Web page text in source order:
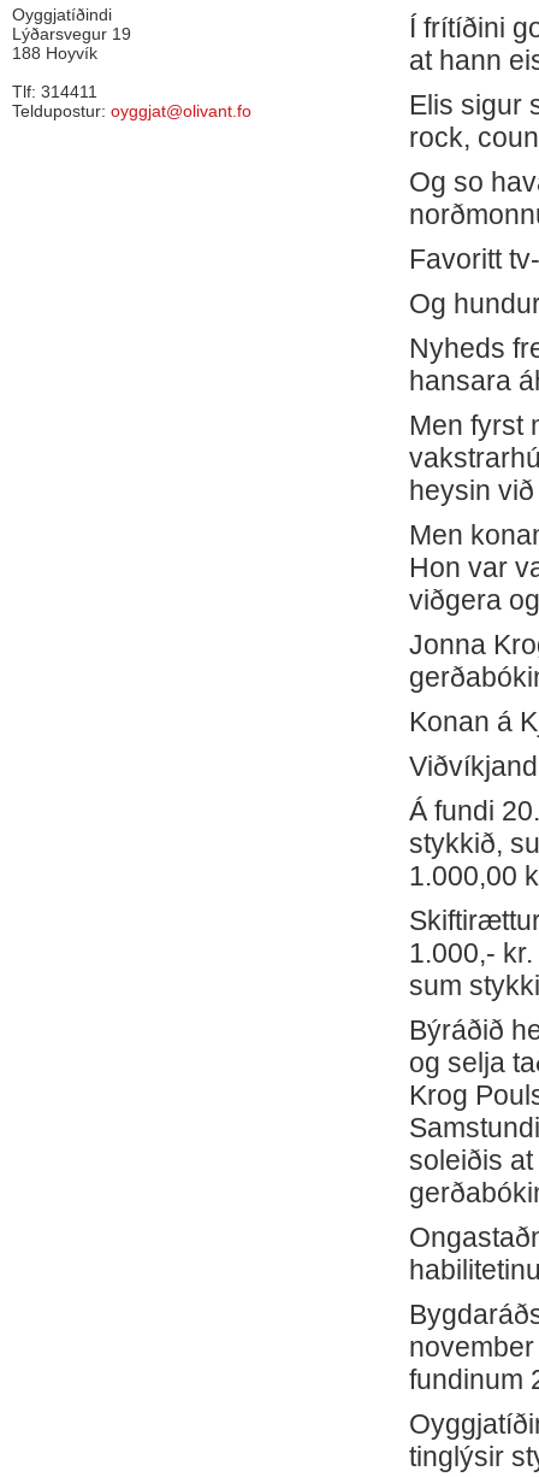
Oyggjatíðindi
Lýðarsvegur 19
188 Hoyvík
Tlf: 314411
Teldupostur: oyggjat@olivant.fo
Í frítíðini
at hann
Elis sigur
rock,
Og so
Favoritt
Og
Nyheds
hansara
Men fyrst
heysin
Men
Hon var
viðgera
Jonna
Konan á
Á fundi
stykkið,
1.000,00
1.000,-
sum
Býráðið
og selja
Krog
soleiðis
fundinum
tinglýsir